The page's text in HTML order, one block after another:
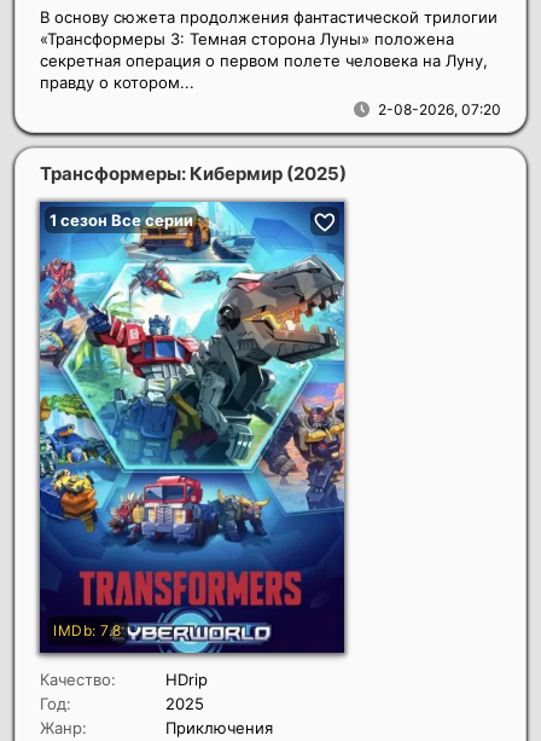
2-08-2026, 07:20
В основу сюжета продолжения фантастической трилогии
«Трансформеры 3: Темная сторона Луны» положена
секретная операция о первом полете человека на Луну,
правду о котором...
Трансформеры: Кибермир (2025)
Качество:
HDrip
Год:
2025
Жанр:
Приключения